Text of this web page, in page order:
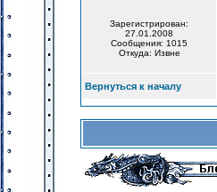
Зарегистрирован:
27.01.2008
Сообщения: 1015
Откуда: Извне
Вернуться к началу